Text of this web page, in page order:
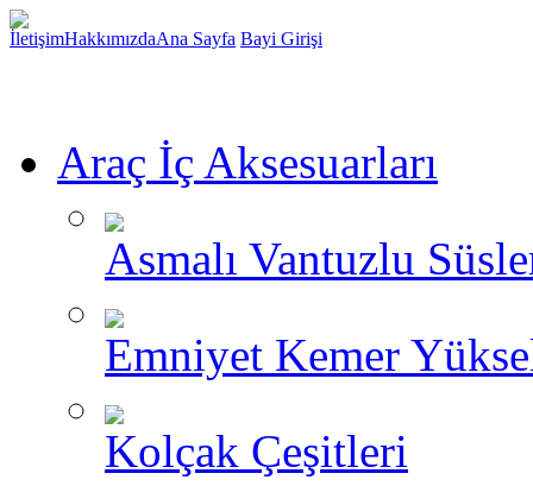
İletişimHakkımızdaAna Sayfa Bayi Girişi
Araç İç Aksesuarları
Asmalı Vantuzlu
Emniyet Kemer
Kolçak Çeşitleri